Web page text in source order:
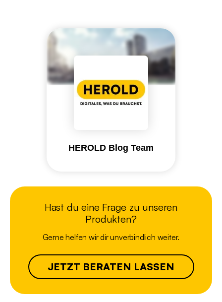
HEROLD Blog Team
Hast du eine Frage zu unseren
Produkten?
Gerne helfen wir dir unverbindlich weiter.
JETZT BERATEN LASSEN